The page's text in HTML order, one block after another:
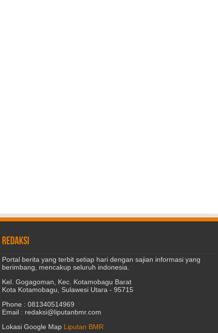
REDAKSI
Portal berita yang terbit setiap hari dengan sajian informasi yang
berimbang, mencakup seluruh indonesia.
Kel. Gogagoman, Kec. Kotamobagu Barat
Kota Kotamobagu, Sulawesi Utara - 95715
Phone : 081340514969
Email : redaksi@liputanbmr.com
Lokasi Google Map Liputan BMR